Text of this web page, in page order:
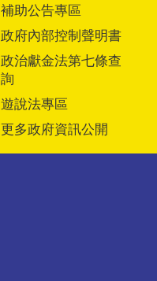
補助公告專區
政府內部控制聲明書
政治獻金法第七條查
詢
遊說法專區
更多政府資訊公開